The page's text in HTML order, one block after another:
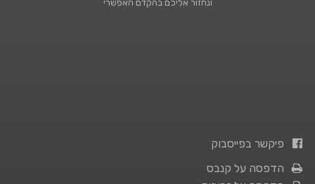
ונחזור אליכם בהקדם האפשרי
פיקשר בפייסבוק
הדפסה על קנבס